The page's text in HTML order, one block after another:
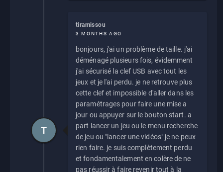
tiramissou
3 MONTHS AGO
bonjours, j'ai un problème de taille. j'ai
déménagé plusieurs fois, évidemment
j'ai sécurisé la clef USB avec tout les
jeux et je l'ai perdu. je ne retrouve plus
cette clef et impossible d'aller dans les
paramétrages pour faire une mise a
jour ou appuyer sur le bouton start. a
part lancer un jeu ou le menu recherche
de jeu ou "lancer une vidéos" je ne peux
rien faire. je suis complètement perdu
et fondamentalement en colère de ne
pas réussir à faire revenir tout à la
T